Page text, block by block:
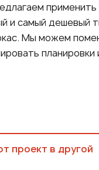
и самый дешевый
Мы можем
проект в другой